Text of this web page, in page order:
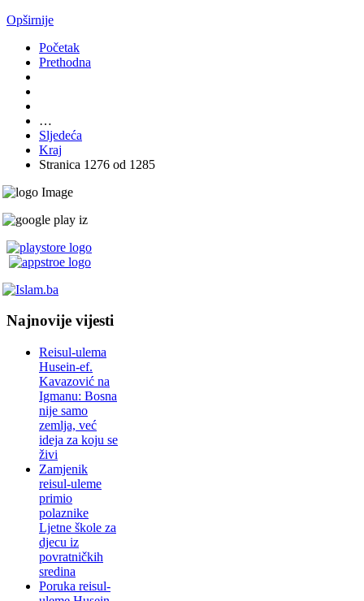
Opširnije
Početak
Prethodna
…
Sljedeća
Kraj
Stranica 1276 od 1285
Najnovije vijesti
Reisul-ulema
Husein-ef.
Kavazović na
Igmanu: Bosna
nije samo
zemlja, već
ideja za koju se
živi
Zamjenik
reisul-uleme
primio
polaznike
Ljetne škole za
djecu iz
povratničkih
sredina
Poruka reisul-